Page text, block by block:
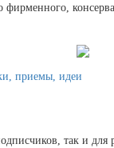
приемы, идеи
так и